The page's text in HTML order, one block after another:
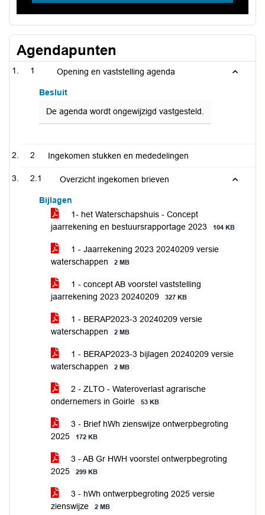
Agendapunten
1 Opening en vaststelling agenda
Besluit
De agenda wordt ongewijzigd vastgesteld.
2 Ingekomen stukken en mededelingen
2.1 Overzicht ingekomen brieven
Bijlagen
1- het Waterschapshuis - Concept
jaarrekening en bestuursrapportage 2023
104 KB
1 - Jaarrekening 2023 20240209 versie
waterschappen
2 MB
1 - concept AB voorstel vaststelling
jaarrekening 2023 20240209
327 KB
1 - BERAP2023-3 20240209 versie
waterschappen
2 MB
1 - BERAP2023-3 bijlagen 20240209 versie
waterschappen
2 MB
2 - ZLTO - Wateroverlast agrarische
ondernemers in Goirle
53 KB
3 - Brief hWh zienswijze ontwerpbegroting
2025
172 KB
3 - AB Gr HWH voorstel ontwerpbegroting
2025
299 KB
3 - hWh ontwerpbegroting 2025 versie
zienswijze
2 MB